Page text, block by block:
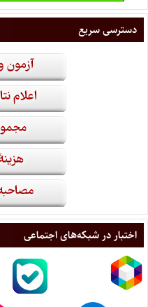
دسترسی سریع
اختبار در شبکه‌های اجتماعی